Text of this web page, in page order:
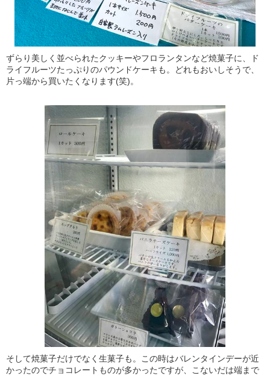
ずらり美しく並べられたクッキーやフロランタンなど焼菓子に、ド
ライフルーツたっぷりのパウンドケーキも。どれもおいしそうで、
片っ端から買いたくなります(笑)。
そして焼菓子だけでなく生菓子も。この時はバレンタインデーが近
かったのでチョコレートものが多かったですが、こないだは端まで